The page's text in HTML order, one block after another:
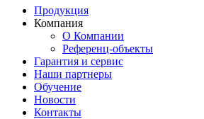
Продукция
Компания
О Компании
Референц-объекты
Гарантия и сервис
Наши партнеры
Обучение
Новости
Контакты